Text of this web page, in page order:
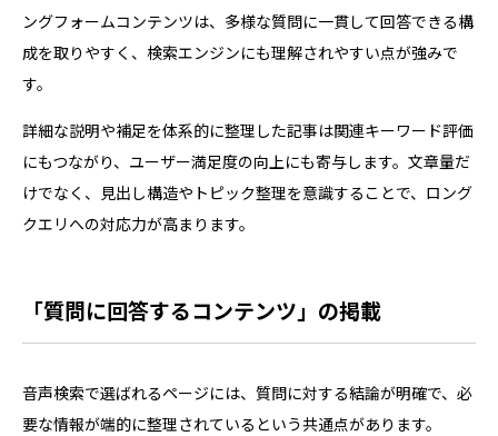
ングフォームコンテンツは、多様な質問に一貫して回答できる構
成を取りやすく、検索エンジンにも理解されやすい点が強みで
す。
詳細な説明や補足を体系的に整理した記事は関連キーワード評価
にもつながり、ユーザー満足度の向上にも寄与します。文章量だ
けでなく、見出し構造やトピック整理を意識することで、ロング
クエリへの対応力が高まります。
「質問に回答するコンテンツ」の掲載
音声検索で選ばれるページには、質問に対する結論が明確で、必
要な情報が端的に整理されているという共通点があります。